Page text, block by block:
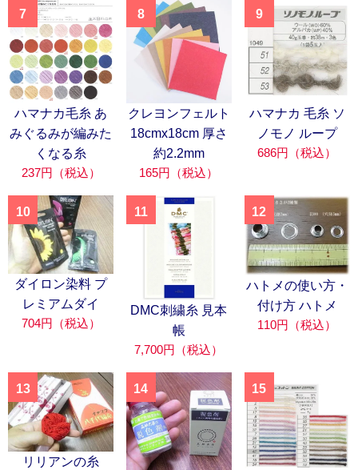
7
ハマナカ毛糸 あ
みぐるみが編みた
くなる糸
237円（税込）
8
クレヨンフェルト
18cmx18cm 厚さ
約2.2mm
165円（税込）
9
ハマナカ 毛糸 ソ
ノモノ ループ
686円（税込）
10
ダイロン染料 プ
レミアムダイ
704円（税込）
11
DMC刺繍糸 見本
帳
7,700円（税込）
12
ハトメの使い方・
付け方 ハトメ
110円（税込）
13
リリアンの糸
14 15